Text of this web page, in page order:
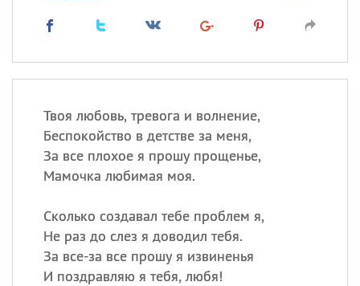
Твоя любовь, тревога и волнение,
Беспокойство в детстве за меня,
За все плохое я прошу прощенье,
Мамочка любимая моя.
Сколько создавал тебе проблем я,
Не раз до слез я доводил тебя.
За все-за все прошу я извиненья
И поздравляю я тебя, любя!